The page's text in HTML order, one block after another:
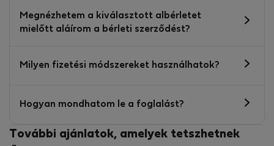
Megnézhetem a kiválasztott albérletet
mielőtt aláírom a bérleti szerződést?
Milyen fizetési módszereket használhatok?
Hogyan mondhatom le a foglalást?
További ajánlatok, amelyek tetszhetnek